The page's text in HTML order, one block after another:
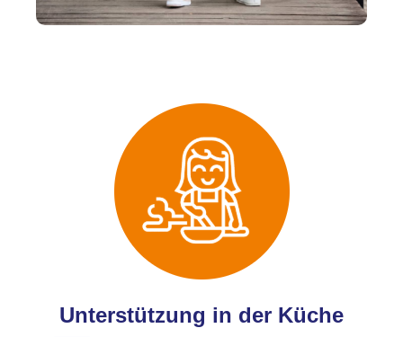
Unterstützung in der Küche